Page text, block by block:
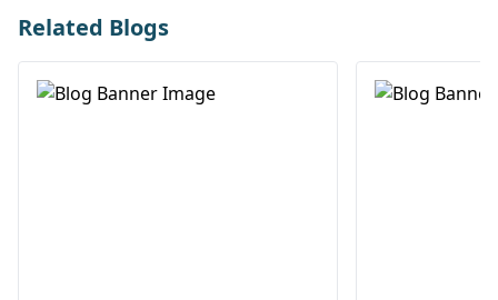
Related Blogs